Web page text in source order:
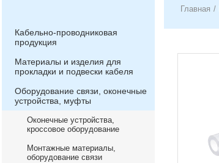
Кабельно-проводниковая
продукция
Материалы и изделия для
прокладки и подвески кабеля
Оборудование связи, оконечные
устройства, муфты
Оконечные устройства,
кроссовое оборудование
Монтажные материалы,
оборудование связи
Главная /